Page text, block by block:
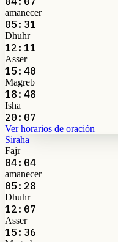
amanecer
05:31
Dhuhr
12:11
Asser
15:40
Magreb
18:48
Isha
20:07
Ver horarios de oración
Siraha
Fajr
04:04
amanecer
05:28
Dhuhr
12:07
Asser
15:36